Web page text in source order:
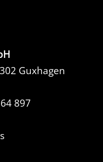
Guxhagen
897